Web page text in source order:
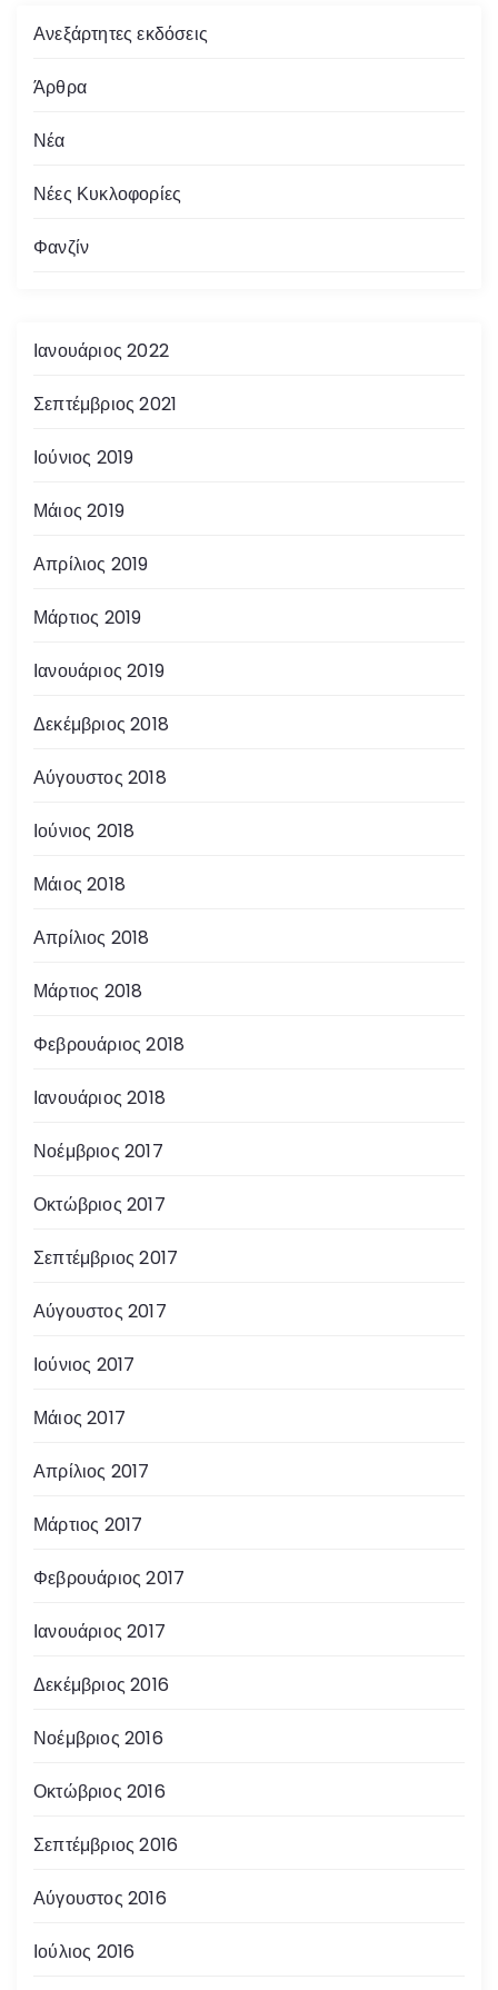
Ανεξάρτητες εκδόσεις
Άρθρα
Νέα
Νέες Κυκλοφορίες
Φανζίν
Ιανουάριος 2022
Σεπτέμβριος 2021
Ιούνιος 2019
Μάιος 2019
Απρίλιος 2019
Μάρτιος 2019
Ιανουάριος 2019
Δεκέμβριος 2018
Αύγουστος 2018
Ιούνιος 2018
Μάιος 2018
Απρίλιος 2018
Μάρτιος 2018
Φεβρουάριος 2018
Ιανουάριος 2018
Νοέμβριος 2017
Οκτώβριος 2017
Σεπτέμβριος 2017
Αύγουστος 2017
Ιούνιος 2017
Μάιος 2017
Απρίλιος 2017
Μάρτιος 2017
Φεβρουάριος 2017
Ιανουάριος 2017
Δεκέμβριος 2016
Νοέμβριος 2016
Οκτώβριος 2016
Σεπτέμβριος 2016
Αύγουστος 2016
Ιούλιος 2016